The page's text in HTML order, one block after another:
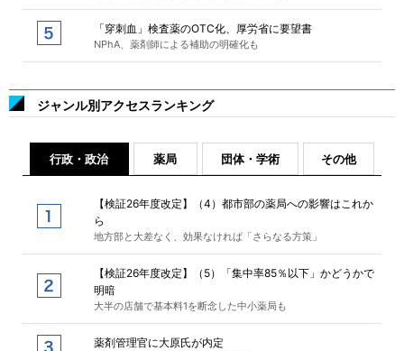
「穿刺血」検査薬のOTC化、厚労省に要望書
NPhA、薬剤師による補助の明確化も
ジャンル別アクセスランキング
行政・政治 薬局 団体・学術 その他
【検証26年度改定】（4）都市部の薬局への影響はこれか
ら
地方部と大差なく、効果なければ「さらなる方策」
【検証26年度改定】（5）「集中率85％以下」かどうかで
明暗
大半の店舗で基本料1を断念した中小薬局も
薬剤管理官に大原氏が内定